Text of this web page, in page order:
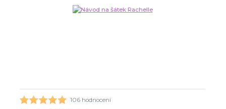
106 hodnocení